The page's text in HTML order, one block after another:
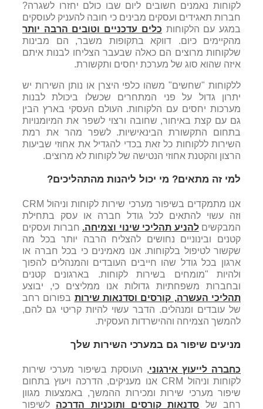
לקוחות נאמנים חשובים ליום שבו כולם יחזרו לשגרה?
חברות תאגידים ועסקים מבינים כי חובה להעניק לעוסקים
במגע עם הלקוחות כלים עדכניים וטובים הרבה יותר
מהקיימים כיום. דווקא בתקופות משבר, הם מבינות
שלקוחות מרוצים הם כאלה שבעבר הצליחו לבנות איתם
איזה שהוא סוג של מערכת יחסים ותקשורת.
ללקוחות "שחשים" משהו כלפי היצרן או נותן השירות יש
יתרון גדול על פני המתחרים שכשלו ביכולת לבנות
מערכות יחסים עם הלקוחות. העולם העסקי בארץ הבין
גם עם קצת באיחור, שחובה ורצוי לשפר את המיומנויות
בתחום התקשורת הבינאישיות. לשפר מהר את רמת
השירות ללקוחות כל זאת בכדי להגדיל את אחוזי שביעות
הרצון והקטנת אחוזי הנטישה של לקוחות לא מרוצים.
למי זה מתאים? מי יכול ליהנות מהתהליכים?
אנו מתמקדים בשיפור מערכי שירות לקוחות וניהול CRM
וזה עשוי להתאים לכל גודל חברה או עסק בתחילת
המבקשיםלהניע תהליכי שינוי וצמיחה. חברות ועסקים
קטנים ובינוניים נחושים להצליח הרבה יותר בכל מה
שקשור לטיפול בלקוחות. אנו מאמינים כי בכל חברה או
ארגון בכל גודל שהו חייבים העובדים והמנהלים להפוך
ולהיות "מומחים בשירות לקוחות. בארגונים קטנים
ובחברות משפחתיות גדולות אנו ממליצים כי, יבוצע
תהליכי העשרה, קורסים וסדנאות שירות בפורום רחב
של עובדים ומנהלים. הדבר עשוי להיות קריטי גם להם,
להמשך הצמיחה וההישרדות העסקית.
מניעים שיפור גם במערכי השירות שלך
כחברה לייעוץ אירגוני, העוסקת בשיפור מערכי שירות
לקוחות וניהול CRM אנו מעניקים, הדרכה ויעוץ בתחום
שיפור מערכי שירות ומכירות ההמשך, באמצעות מגוון
רחב של סדנאות קורסים ותוכניות הדרכה לשיפור